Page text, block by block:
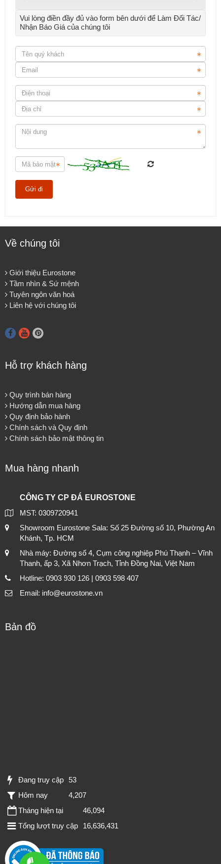
Vui lòng điền đầy đủ vào form bên dưới để Làm Đối Tác/
Nhận Báo Giá của chúng tôi
Về chúng tôi
Giới thiệu Eurostone
Tầm nhìn & Sứ mệnh
Tuyên ngôn văn hoá
Liên hệ với chúng tôi
Hỗ trợ khách hàng
Quy trình bán hàng
Hướng dẫn mua hàng
Quy định bảo hành
Chính sách và Quy định
Chính sách bảo mật thông tin
Mua hàng nhanh
CÔNG TY CP ĐÁ EUROSTONE
MST: 0309720941
Showroom Eurostone Sala: Số 25 Đường số 10, Phường An
Khánh, Tp. HCM
Nhà máy: Đường số 4, Cụm công nghiệp Phú Thạnh – Vĩnh
Thanh, ấp 3, Xã Nhơn Trạch, Tỉnh Đồng Nai, Việt Nam
Hotline: 0903 930 126 | 0903 598 407
Email: info@eurostone.vn
Bản đồ
Đang truy cập 53
Hôm nay
4,207
Tháng hiện tại
46,094
Tổng lượt truy cập
16,636,431